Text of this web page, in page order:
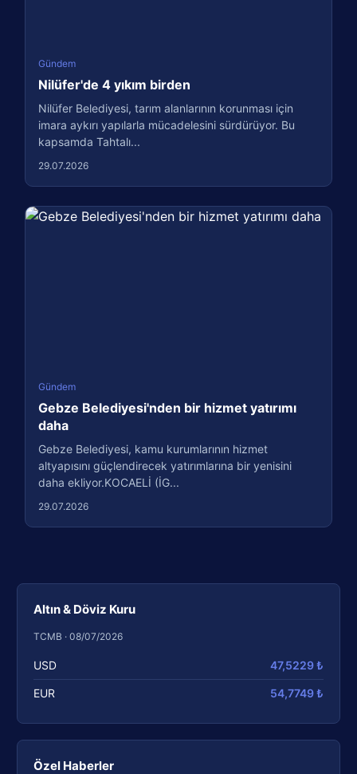
Altın & Döviz Kuru
TCMB · 08/07/2026
USD 47,5229 ₺
EUR 54,7749 ₺
Özel Haberler
Gündem
Nilüfer'de 4 yıkım birden
Nilüfer Belediyesi, tarım alanlarının korunması için
imara aykırı yapılarla mücadelesini sürdürüyor. Bu
kapsamda Tahtalı...
29.07.2026
Gündem
Gebze Belediyesi'nden bir hizmet yatırımı
daha
Gebze Belediyesi, kamu kurumlarının hizmet
altyapısını güçlendirecek yatırımlarına bir yenisini
daha ekliyor.KOCAELİ (İG...
29.07.2026